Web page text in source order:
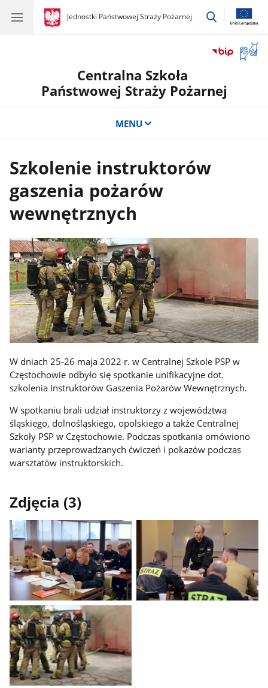
gov.pl
Jednostki Państwowej Straży Pożarnej
gov.pl
Jednostki
przejdź
okno
Centralna Szkoła
Państwowej Straży Pożarnej
MENU
Szkolenie instruktorów
gaszenia pożarów
wewnętrznych
W dniach 25-26 maja 2022 r. w Centralnej Szkole PSP w
Częstochowie odbyło się spotkanie unifikacyjne dot.
szkolenia Instruktorów Gaszenia Pożarów Wewnętrznych.
W spotkaniu brali udział instruktorzy z województwa
śląskiego, dolnośląskiego, opolskiego a także Centralnej
Szkoły PSP w Częstochowie. Podczas spotkania omówiono
warianty przeprowadzanych ćwiczeń i pokazów podczas
warsztatów instruktorskich.
Zdjęcia (3)
Pokaż
zdjęcie
1
z
galerii.